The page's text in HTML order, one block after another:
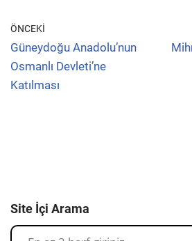
ÖNCEKI
Güneydoğu Anadolu’nun
Osmanlı Devleti’ne
Katılması
Site İçi Arama